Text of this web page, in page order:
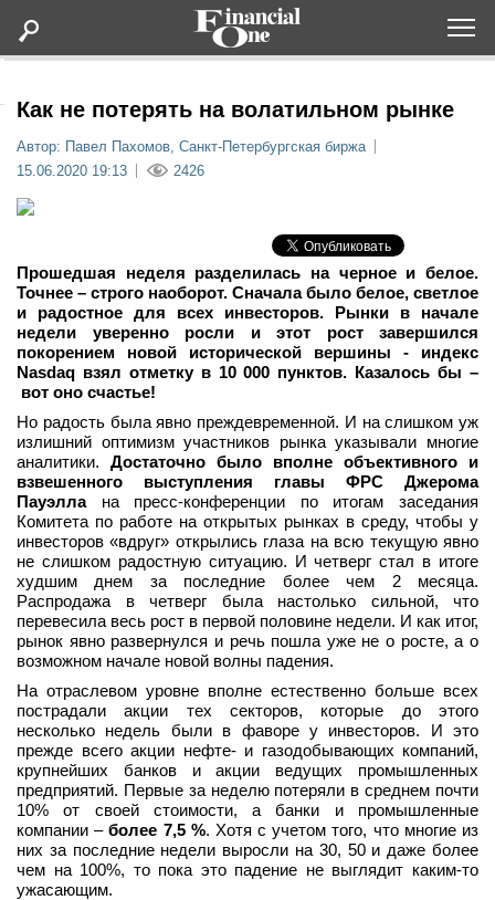
Статьи
Lifestyle
Мероприятия
Новости
Интервью
вконтакте
телеграм
Стать автором
Вход
Как не потерять на волатильном рынке
Автор: Павел Пахомов, Санкт-Петербургская биржа
15.06.2020 19:13
2426
Прошедшая неделя разделилась на черное и белое.
Точнее – строго наоборот. Сначала было белое, светлое
и радостное для всех инвесторов. Рынки в начале
недели уверенно росли и этот рост завершился
покорением новой исторической вершины - индекс
Nasdaq взял отметку в 10 000 пунктов. Казалось бы –
вот оно счастье!
Но радость была явно преждевременной. И на слишком уж
излишний оптимизм участников рынка указывали многие
аналитики. Достаточно было вполне объективного и
взвешенного выступления главы ФРС Джерома
Пауэллана пресс-конференции по итогам заседания
Комитета по работе на открытых рынках в среду, чтобы у
инвесторов «вдруг» открылись глаза на всю текущую явно
не слишком радостную ситуацию. И четверг стал в итоге
худшим днем за последние более чем 2 месяца.
Распродажа в четверг была настолько сильной, что
перевесила весь рост в первой половине недели. И как итог,
рынок явно развернулся и речь пошла уже не о росте, а о
возможном начале новой волны падения.
На отраслевом уровне вполне естественно больше всех
пострадали акции тех секторов, которые до этого
несколько недель были в фаворе у инвесторов. И это
прежде всего акции нефте- и газодобывающих компаний,
крупнейших банков и акции ведущих промышленных
предприятий. Первые за неделю потеряли в среднем почти
10% от своей стоимости, а банки и промышленные
компании –более 7,5 %. Хотя с учетом того, что многие из
них за последние недели выросли на 30, 50 и даже более
чем на 100%, то пока это падение не выглядит каким-то
ужасающим.